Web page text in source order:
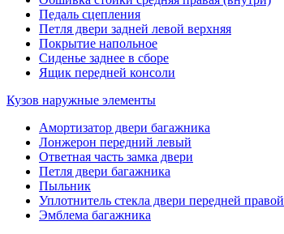
Педаль сцепления
Петля двери задней левой верхняя
Покрытие напольное
Сиденье заднее в сборе
Ящик передней консоли
Кузов наружные элементы
Амортизатор двери багажника
Лонжерон передний левый
Ответная часть замка двери
Петля двери багажника
Пыльник
Уплотнитель стекла двери передней правой
Эмблема багажника